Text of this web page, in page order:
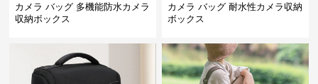
カメラ バッグ 多機能防水カメラ
収納ボックス
カメラ バッグ 耐水性カメラ収納
ボックス